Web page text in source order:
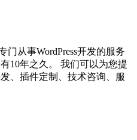
从事WordPress开发的服务
10年之久。 我们可以为您提
、插件定制、技术咨询、服